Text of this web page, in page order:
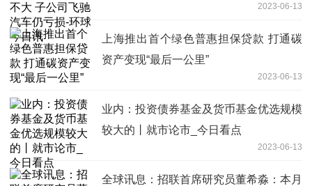
2023-06-13
上海推出首个绿色普惠担保贷款 打通碳
资产变现“最后一公里”
2023-06-13
业内：投资债券基金及货币基金优选规模
较大的丨就市论市_今日看点
2023-06-13
全球讯息：招联首席研究员董希淼：本月